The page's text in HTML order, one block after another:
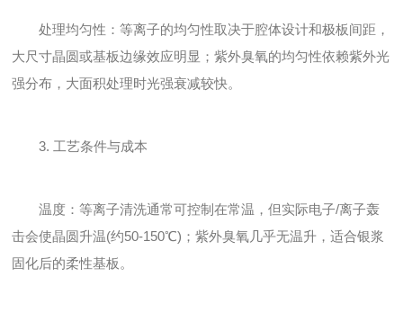
处理均匀性：等离子的均匀性取决于腔体设计和极板间距，
大尺寸晶圆或基板边缘效应明显；紫外臭氧的均匀性依赖紫外光
强分布，大面积处理时光强衰减较快。
3. 工艺条件与成本
温度：等离子清洗通常可控制在常温，但实际电子/离子轰
击会使晶圆升温(约50-150℃)；紫外臭氧几乎无温升，适合银浆
固化后的柔性基板。